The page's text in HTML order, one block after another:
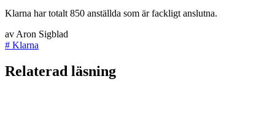
Klarna har totalt 850 anställda som är fackligt anslutna.
av Aron Sigblad
# Klarna
Relaterad läsning